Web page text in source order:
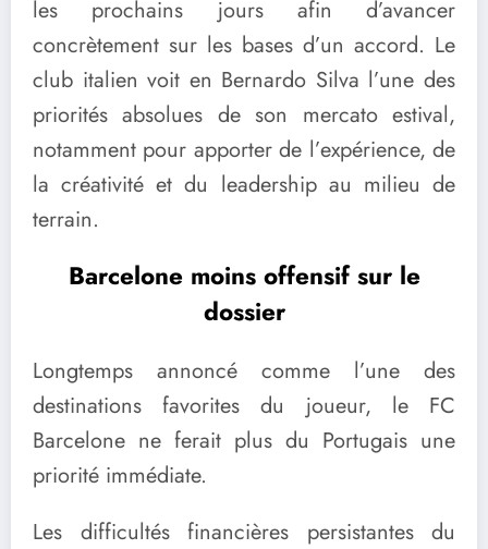
les prochains jours afin d’avancer
concrètement sur les bases d’un accord. Le
club italien voit en Bernardo Silva l’une des
priorités absolues de son mercato estival,
notamment pour apporter de l’expérience, de
la créativité et du leadership au milieu de
terrain.
Barcelone moins offensif sur le
dossier
Longtemps annoncé comme l’une des
destinations favorites du joueur, le FC
Barcelone ne ferait plus du Portugais une
priorité immédiate.
Les difficultés financières persistantes du